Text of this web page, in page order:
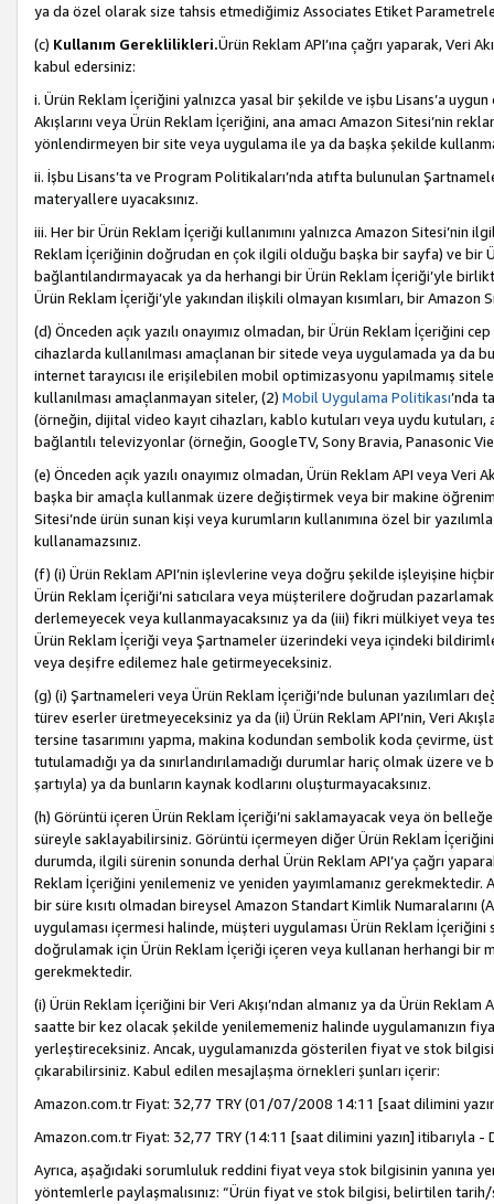
ya da özel olarak size tahsis etmediğimiz Associates Etiket
(c) Kullanım Gereklilikleri.Ürün Reklam API’ına çağrı yaparak, Veri
kabul edersiniz:
i. Ürün Reklam İçeriğini yalnızca yasal bir şekilde ve işbu Lisans’a uygun
Akışlarını veya Ürün Reklam İçeriğini, ana amacı Amazon Sitesi’nin
yönlendirmeyen bir site veya uygulama ile ya da başka şekilde
ii. İşbu Lisans’ta ve Program Politikaları’nda atıfta bulunulan
materyallere uyacaksınız.
iii. Her bir Ürün Reklam İçeriği kullanımını yalnızca Amazon
Reklam İçeriğinin doğrudan en çok ilgili olduğu başka bir sayfa) ve bir
bağlantılandırmayacak ya da herhangi bir Ürün Reklam İçeriği’yle
Ürün Reklam İçeriği’yle yakından ilişkili olmayan kısımları, bir Amazon
(d) Önceden açık yazılı onayımız olmadan, bir Ürün Reklam İçeriğini
cihazlarda kullanılması amaçlanan bir sitede veya uygulamada ya da
internet tarayıcısı ile erişilebilen mobil optimizasyonu yapılmamış
kullanılması amaçlanmayan siteler, (2) Mobil Uygulama Politikası’nda
(örneğin, dijital video kayıt cihazları, kablo kutuları veya uydu kutuları,
bağlantılı televizyonlar (örneğin, GoogleTV, Sony Bravia, Panasonic
(e) Önceden açık yazılı onayımız olmadan, Ürün Reklam API veya
başka bir amaçla kullanmak üzere değiştirmek veya bir makine
Sitesi’nde ürün sunan kişi veya kurumların kullanımına özel bir
kullanamazsınız.
(f) (i) Ürün Reklam API’nin işlevlerine veya doğru şekilde işleyişine
Ürün Reklam İçeriği’ni satıcılara veya müşterilere doğrudan
derlemeyecek veya kullanmayacaksınız ya da (iii) fikri mülkiyet veya
Ürün Reklam İçeriği veya Şartnameler üzerindeki veya içindeki
veya deşifre edilemez hale getirmeyeceksiniz.
(g) (i) Şartnameleri veya Ürün Reklam İçeriği’nde bulunan
türev eserler üretmeyeceksiniz ya da (ii) Ürün Reklam API’nin, Veri
tersine tasarımını yapma, makina kodundan sembolik koda çevirme,
tutulamadığı ya da sınırlandırılamadığı durumlar hariç olmak üzere
şartıyla) ya da bunların kaynak kodlarını oluşturmayacaksınız.
(h) Görüntü içeren Ürün Reklam İçeriği’ni saklamayacak veya ön
süreyle saklayabilirsiniz. Görüntü içermeyen diğer Ürün Reklam
durumda, ilgili sürenin sonunda derhal Ürün Reklam API’ya çağrı
Reklam İçeriğini yenilemeniz ve yeniden yayımlamanız gerekmektedir.
bir süre kısıtı olmadan bireysel Amazon Standart Kimlik Numaralarını
uygulaması içermesi halinde, müşteri uygulaması Ürün Reklam
doğrulamak için Ürün Reklam İçeriği içeren veya kullanan herhangi bir
gerekmektedir.
(i) Ürün Reklam İçeriğini bir Veri Akışı’ndan almanız ya da Ürün
saatte bir kez olacak şekilde yenilememeniz halinde uygulamanızın
yerleştireceksiniz. Ancak, uygulamanızda gösterilen fiyat ve stok
çıkarabilirsiniz. Kabul edilen mesajlaşma örnekleri şunları içerir:
Amazon.com.tr Fiyat: 32,77 TRY (01/07/2008 14:11 [saat dilimini
Amazon.com.tr Fiyat: 32,77 TRY (14:11 [saat dilimini yazın] itibarıyla -
Ayrıca, aşağıdaki sorumluluk reddini fiyat veya stok bilgisinin yanına
yöntemlerle paylaşmalısınız: “Ürün fiyat ve stok bilgisi, belirtilen